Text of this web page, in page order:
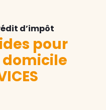
d’impôt
pour
domicile